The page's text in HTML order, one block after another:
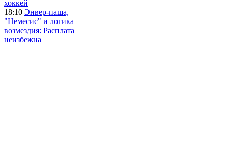
хоккей
18:10 Энвер-паша,
"Немесис" и логика
возмездия: Расплата
неизбежна